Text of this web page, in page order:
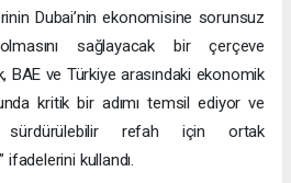
Dubai’nin ekonomisine sorunsuz
sağlayacak bir çerçeve
BAE ve Türkiye arasındaki ekonomik
kritik bir adımı temsil ediyor ve
sürdürülebilir refah için ortak
kullandı.